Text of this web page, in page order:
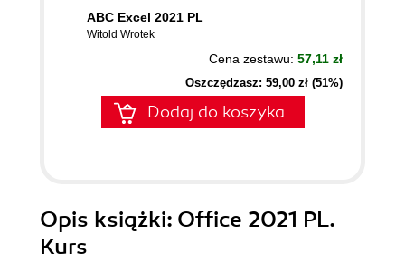
ABC Excel 2021 PL
Witold Wrotek
Cena zestawu: 57,11 zł
Oszczędzasz: 59,00 zł (51%)
Dodaj do koszyka
Opis książki: Office 2021 PL.
Kurs